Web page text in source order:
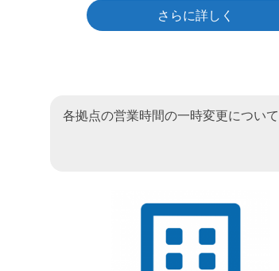
さらに詳しく
各拠点の営業時間の一時変更について